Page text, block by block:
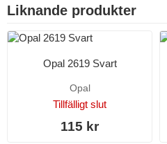
Liknande produkter
Opal 2619 Svart
Opal
Tillfälligt slut
115 kr